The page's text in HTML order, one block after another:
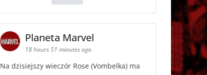
Planeta Marvel
18 hours 51 minutes ago
Na dzisiejszy wieczór Rose (Vombelka) ma